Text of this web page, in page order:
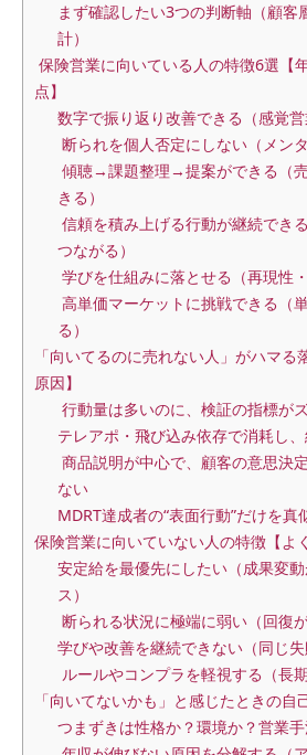
まず確認したい3つの判断軸（顧客
計）
保険営業に向いている人の特徴6選【
点】
数字で振り返り改善できる（感覚営
断られを個人否定にしない（メン
傾聴→課題整理→提案ができる（
きる）
信頼を積み上げる行動が継続でき
つながる）
学びを仕組みに落とせる（再現性
高単価マーケットに挑戦できる（
る）
「向いてるのに売れない人」がハマ
原因】
行動量は多いのに、検証の指標が
テレアポ・飛び込み依存で消耗し
商品説明が中心で、顧客の意思決
ない
MDRT達成者の“表面行動”だけを真
保険営業に向いていない人の特徴【よ
安定給を最優先にしたい（成果変
ス）
断られる状況に極端に弱い（回復
学びや改善を継続できない（同じ失
ルールやコンプラを軽視する（長
「向いてないかも」と感じたときの自
つまずきは性格か？環境か？営業